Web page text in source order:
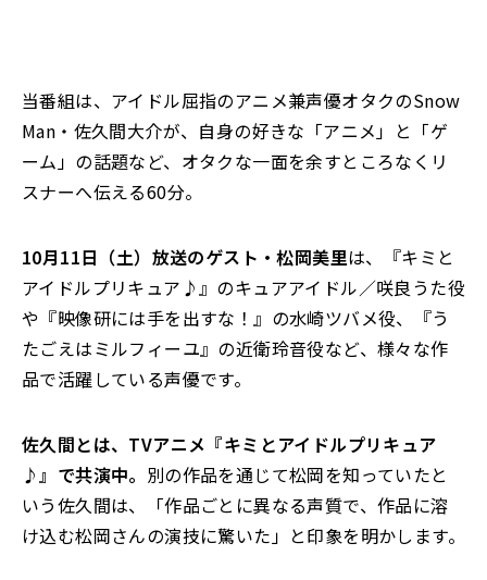
当番組は、アイドル屈指のアニメ兼声優オタクのSnow
Man・佐久間大介が、自身の好きな「アニメ」と「ゲ
ーム」の話題など、オタクな一面を余すところなくリ
スナーへ伝える60分。
10月11日（土）放送のゲスト・松岡美里は、『キミと
アイドルプリキュア♪』のキュアアイドル／咲良うた役
や『映像研には手を出すな！』の水崎ツバメ役、『う
たごえはミルフィーユ』の近衛玲音役など、様々な作
品で活躍している声優です。
佐久間とは、TVアニメ『キミとアイドルプリキュア
♪』で共演中。 別の作品を通じて松岡を知っていたと
いう佐久間は、「作品ごとに異なる声質で、作品に溶
け込む松岡さんの演技に驚いた」と印象を明かします。